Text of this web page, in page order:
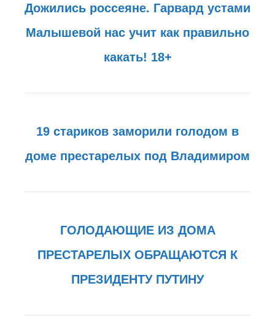
Дожились россеяне. Гарвард устами
Малышевой нас учит как правильно
какать! 18+
19 стариков заморили голодом в
доме престарелых под Владимиром
ГОЛОДАЮЩИЕ ИЗ ДОМА
ПРЕСТАРЕЛЫХ ОБРАЩАЮТСЯ К
ПРЕЗИДЕНТУ ПУТИНУ